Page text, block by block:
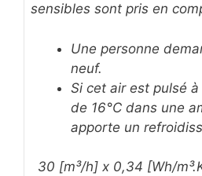
sensibles sont pris en
Une personne
neuf.
Si cet air est pulsé
de 16°C dans une
apporte un
30 [m³/h] x 0,34 [Wh/